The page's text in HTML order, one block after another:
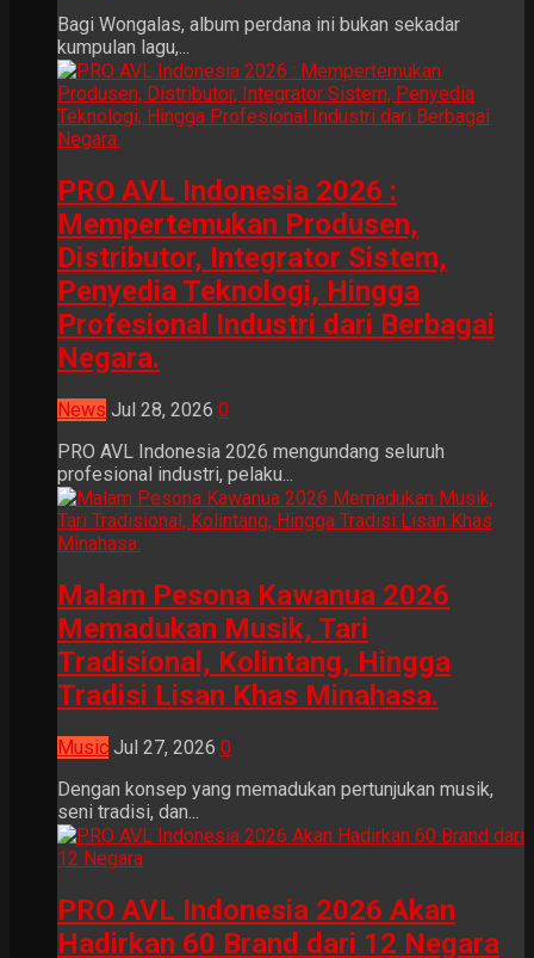
Bagi Wongalas, album perdana ini bukan sekadar
kumpulan lagu,...
PRO AVL Indonesia 2026 :
Mempertemukan Produsen,
Distributor, Integrator Sistem,
Penyedia Teknologi, Hingga
Profesional Industri dari Berbagai
Negara.
News Jul 28, 2026 0
PRO AVL Indonesia 2026 mengundang seluruh
profesional industri, pelaku...
Malam Pesona Kawanua 2026
Memadukan Musik, Tari
Tradisional, Kolintang, Hingga
Tradisi Lisan Khas Minahasa.
Music Jul 27, 2026 0
Dengan konsep yang memadukan pertunjukan musik,
seni tradisi, dan...
PRO AVL Indonesia 2026 Akan
Hadirkan 60 Brand dari 12 Negara